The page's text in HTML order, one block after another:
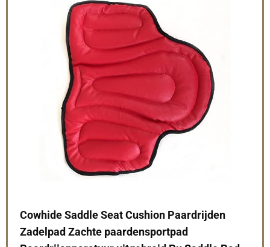
Cowhide Saddle Seat Cushion Paardrijden
Zadelpad Zachte paardensportpad